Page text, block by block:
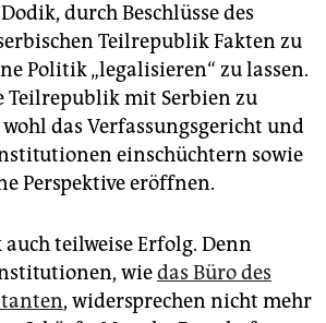
durch Beschlüsse des
Teilrepublik Fakten zu
Politik „legalisieren“ zu lassen.
Teilrepublik mit Serbien zu
das Verfassungsgericht und
einschüchtern sowie
Perspektive eröffnen.
teilweise Erfolg. Denn
wiedas Büro des
, widersprechen nicht mehr